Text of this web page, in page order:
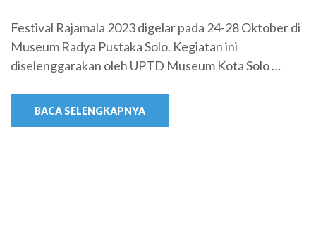
Festival Rajamala 2023 digelar pada 24-28 Oktober di
Museum Radya Pustaka Solo. Kegiatan ini
diselenggarakan oleh UPTD Museum Kota Solo …
BACA SELENGKAPNYA